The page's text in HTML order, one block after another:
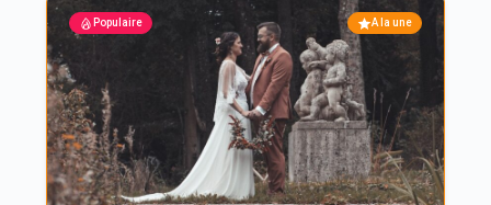
Populaire A la une